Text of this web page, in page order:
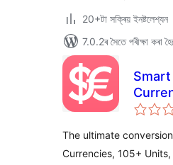
20+টা সক্ৰিয় ইনষ্টলেশ্যন
7.0.2ৰ সৈতে পৰীক্ষা কৰা
The ultimate
Currencies, 105+